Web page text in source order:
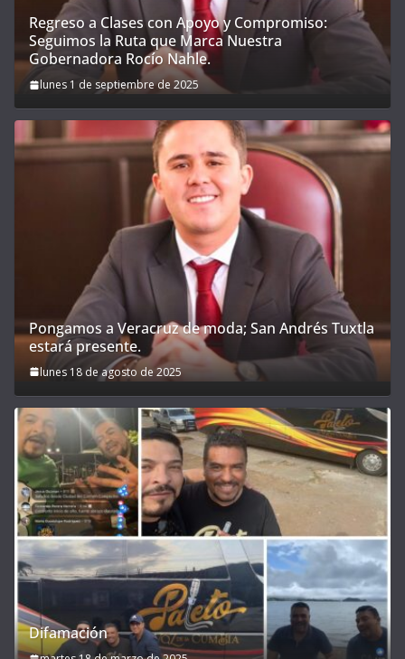
Regreso a Clases con Apoyo y Compromiso:
Seguimos la Ruta que Marca Nuestra
Gobernadora Rocío Nahle.
lunes 1 de septiembre de 2025
Pongamos a Veracruz de moda; San Andrés Tuxtla
estará presente.
lunes 18 de agosto de 2025
Difamación